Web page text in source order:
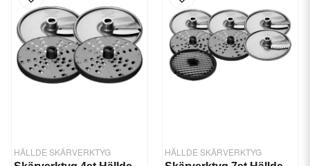
HÄLLDE SKÄRVERKTYG
HÄLLDE SKÄRVERKTYG